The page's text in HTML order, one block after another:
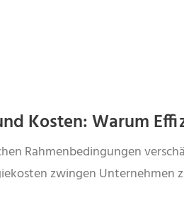
Kosten: Warum
Rahmenbedingungen
zwingen